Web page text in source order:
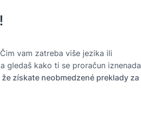
vam zatreba više jezika ili
gledaš kako ti se proračun iznenada
získate neobmedzené preklady za